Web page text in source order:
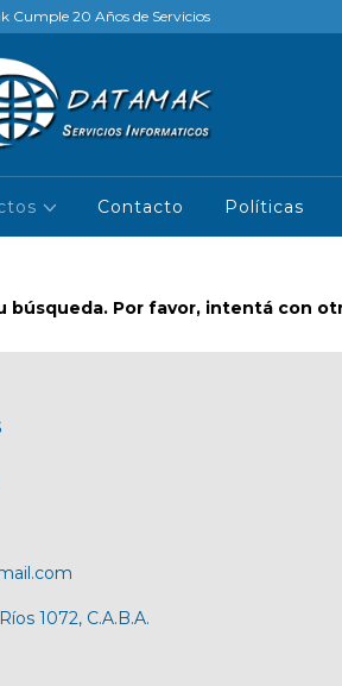
Cumple 20 Años de Servicios
Contacto Políticas
búsqueda. Por favor, intentá con
1072, C.A.B.A.